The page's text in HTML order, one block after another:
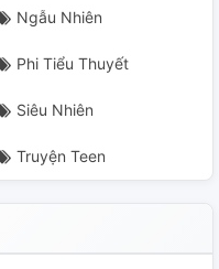
Ngẫu Nhiên
Phi Tiểu Thuyết
Siêu Nhiên
Truyện Teen